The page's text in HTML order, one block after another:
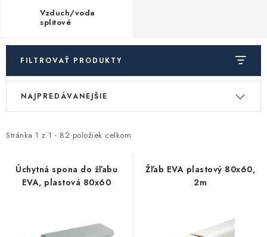
Filtrovanie a úprava vody
Záhrada a závlaha
Vetranie a rekuperácia
Spojovací materiál
Vzduch/voda
splitové
FILTROVAŤ PRODUKTY
V
i
Stránka 1 z 1 - 82 položiek celkom
R
e
NAJPREDÁVANEJŠIE
Úchytná spona do žľabu
EVA, plastová 80x60
Žľab EVA plastový 80x60,
2m